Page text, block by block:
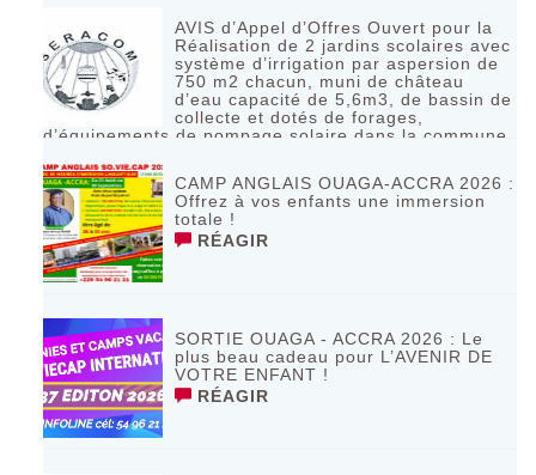
AVIS d’Appel d’Offres Ouvert pour la
Réalisation de 2 jardins scolaires avec
système d’irrigation par aspersion de
750 m2 chacun, muni de château
d’eau capacité de 5,6m3, de bassin de
collecte et dotés de forages,
d’équipements de pompage solaire dans la commune
RÉAGIR
CAMP ANGLAIS OUAGA-ACCRA 2026 :
Offrez à vos enfants une immersion
totale !
RÉAGIR
SORTIE OUAGA - ACCRA 2026 : Le
plus beau cadeau pour L’AVENIR DE
VOTRE ENFANT !
RÉAGIR